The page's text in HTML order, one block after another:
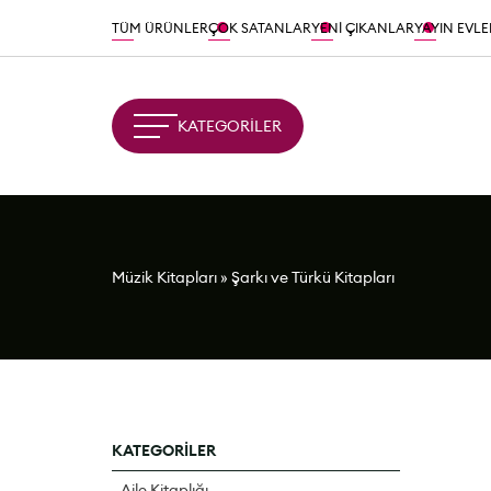
TÜM ÜRÜNLERÇOK SATANLARYENİ ÇIKANLARYAYIN
KATEGORİLER
Müzik Kitapları» Şarkı ve Türkü Kitapları
KATEGORİLER